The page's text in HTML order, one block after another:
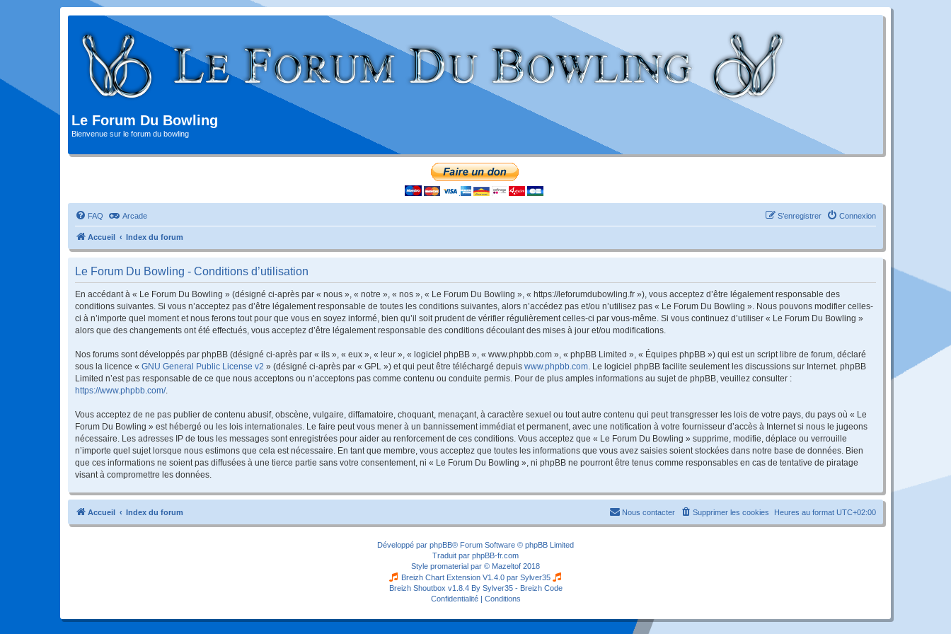
Le Forum Du Bowling
Bienvenue sur le forum du bowling
FAQ Arcade Connexion
S’enregistrer
Accueil Index du forum
Le Forum Du Bowling - Conditions d’utilisation
En accédant à « Le Forum Du Bowling » (désigné ci-après par « nous », « notre », « nos », « Le Forum Du Bowling », « https://leforumdubowling.fr »), vous acceptez d’être légalement responsable des
conditions suivantes. Si vous n’acceptez pas d’être légalement responsable de toutes les conditions suivantes, alors n’accédez pas et/ou n’utilisez pas « Le Forum Du Bowling ». Nous pouvons modifier celles-
ci à n’importe quel moment et nous ferons tout pour que vous en soyez informé, bien qu’il soit prudent de vérifier régulièrement celles-ci par vous-même. Si vous continuez d’utiliser « Le Forum Du Bowling »
alors que des changements ont été effectués, vous acceptez d’être légalement responsable des conditions découlant des mises à jour et/ou modifications.
Nos forums sont développés par phpBB (désigné ci-après par « ils », « eux », « leur », « logiciel phpBB », « www.phpbb.com », « phpBB Limited », « Équipes phpBB ») qui est un script libre de forum, déclaré
sous la licence « GNU General Public License v2 » (désigné ci-après par « GPL ») et qui peut être téléchargé depuis www.phpbb.com . Le logiciel phpBB facilite seulement les discussions sur Internet. phpBB
Limited n’est pas responsable de ce que nous acceptons ou n’acceptons pas comme contenu ou conduite permis. Pour de plus amples informations au sujet de phpBB, veuillez consulter :
https://www.phpbb.com/.
Vous acceptez de ne pas publier de contenu abusif, obscène, vulgaire, diffamatoire, choquant, menaçant, à caractère sexuel ou tout autre contenu qui peut transgresser les lois de votre pays, du pays où « Le
Forum Du Bowling » est hébergé ou les lois internationales. Le faire peut vous mener à un bannissement immédiat et permanent, avec une notification à votre fournisseur d’accès à Internet si nous le jugeons
nécessaire. Les adresses IP de tous les messages sont enregistrées pour aider au renforcement de ces conditions. Vous acceptez que « Le Forum Du Bowling » supprime, modifie, déplace ou verrouille
n’importe quel sujet lorsque nous estimons que cela est nécessaire. En tant que membre, vous acceptez que toutes les informations que vous avez saisies soient stockées dans notre base de données. Bien
que ces informations ne soient pas diffusées à une tierce partie sans votre consentement, ni « Le Forum Du Bowling », ni phpBB ne pourront être tenus comme responsables en cas de tentative de piratage
visant à compromettre les données.
Accueil Index du forum Heures au format UTC+02:00
Supprimer les cookies
Nous contacter
Développé par phpBB® Forum Software © phpBB Limited
Traduit par phpBB-fr.com
Style promaterial par © Mazeltof 2018
Breizh Chart Extension V1.4.0 par Sylver35
Breizh Shoutbox v1.8.4 By Sylver35 - Breizh Code
Confidentialité| Conditions